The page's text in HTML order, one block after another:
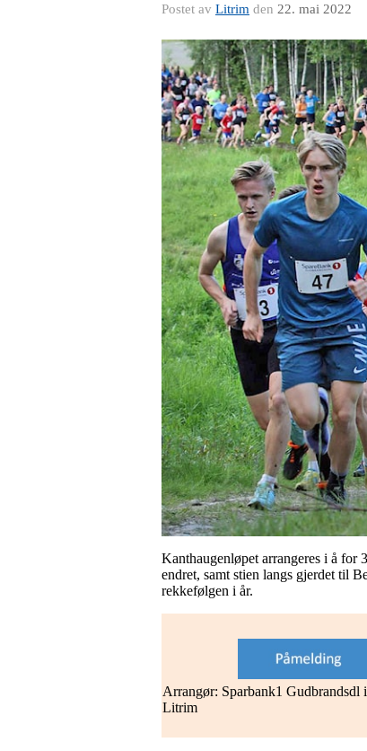
Postet av Litrim den 22. mai 2022
Kanthaugenløpet arrangeres i å
endret, samt stien langs gjerdet til
rekkefølgen i år.
Arrangør: Sparbank1 Gudbrandsdl
Litrim